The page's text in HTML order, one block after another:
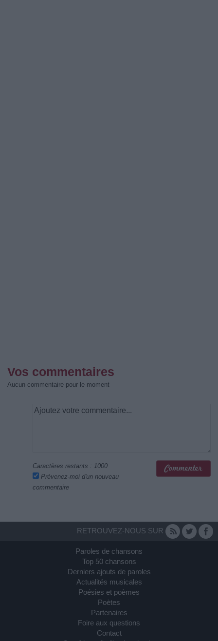
Vos commentaires
Aucun commentaire pour le moment
Caractères restants : 1000
Prévenez-moi d'un nouveau
commentaire
RETROUVEZ-NOUS SUR
Paroles de chansons
Top 50 chansons
Derniers ajouts de paroles
Actualités musicales
Poésies et poèmes
Poètes
Partenaires
Foire aux questions
Contact